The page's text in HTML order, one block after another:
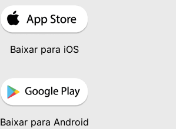
Baixar para iOS
Baixar para Android